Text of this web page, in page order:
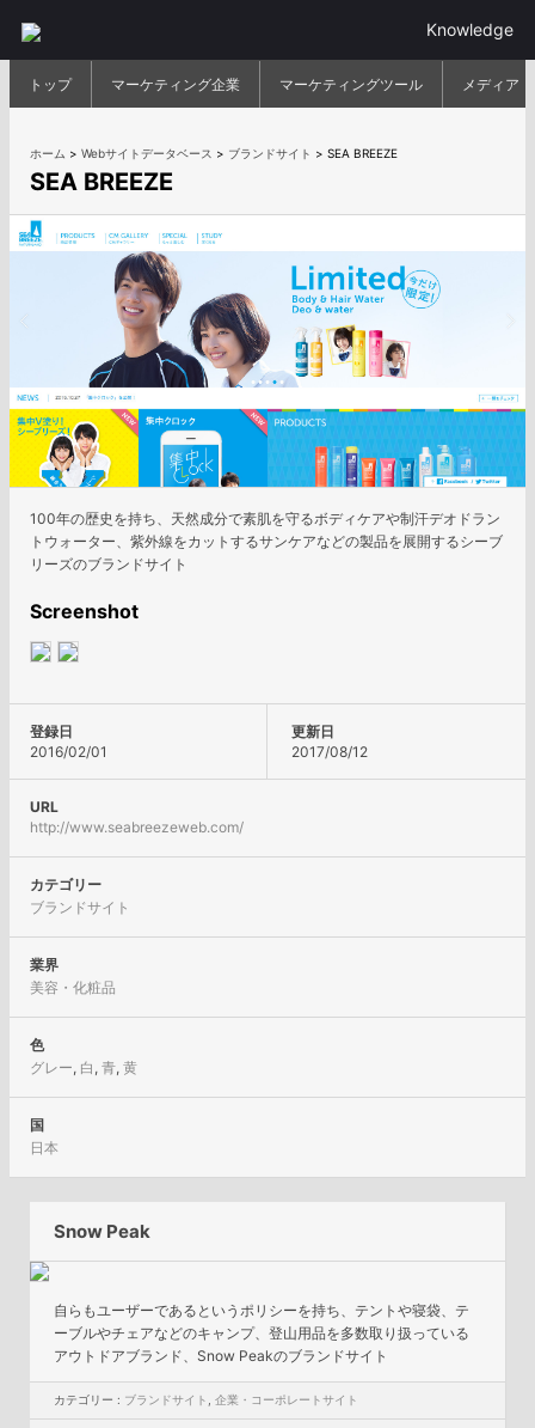
Knowledge
トップ マーケティング企業 マーケティングツール メディア
ホーム >Webサイトデータベース > ブランドサイト >SEA BREEZE
SEA BREEZE
100年の歴史を持ち、天然成分で素肌を守るボディケアや制汗デオドラン
トウォーター、紫外線をカットするサンケアなどの製品を展開するシーブ
リーズのブランドサイト
Screenshot
登録日
2016/02/01
更新日
2017/08/12
URL
http://www.seabreezeweb.com/
カテゴリー
ブランドサイト
業界
美容・化粧品
色
グレー, 白 ,青,黄
国
日本
Snow Peak
自らもユーザーであるというポリシーを持ち、テントや寝袋、テ
ーブルやチェアなどのキャンプ、登山用品を多数取り扱っている
アウトドアブランド、Snow Peakのブランドサイト
カテゴリー : ブランドサイト ,企業・コーポレートサイト